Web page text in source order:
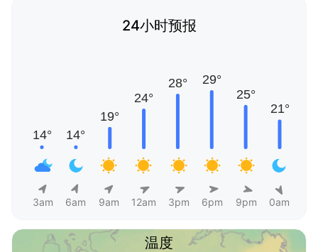
24小时预报
3am 6am 9am 12am 3pm 6pm 9pm 0am
温度